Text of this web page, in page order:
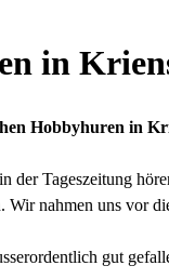
in
Hobbyhuren in
der Tageszeitung
Wir nahmen uns vor
gut